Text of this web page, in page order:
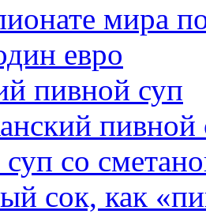
мира
евро
пивной суп
пивной
со
сок, как